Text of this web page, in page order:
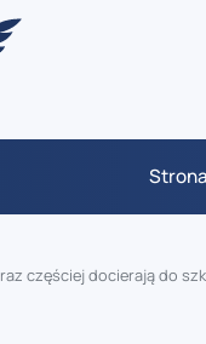
częściej docierają do